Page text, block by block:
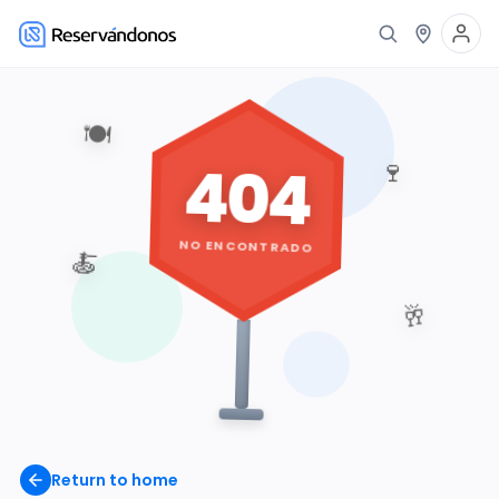
Return to home
🍽️
🍷
🥂
🍝
404
NO ENCONTRADO